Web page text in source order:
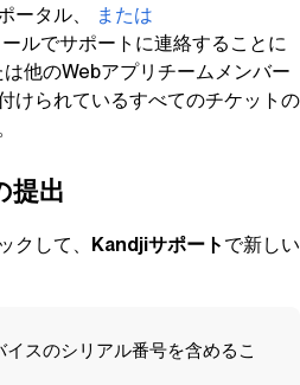
ータル、
または
ルでサポートに連絡することに
他のWebアプリチームメンバー
けられているすべてのチケットの
提出
クして、 Kandjiサポート で新しい
スのシリアル番号を含めるこ